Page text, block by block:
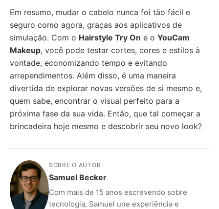
Em resumo, mudar o cabelo nunca foi tão fácil e
seguro como agora, graças aos aplicativos de
simulação. Com o Hairstyle Try On e o YouCam
Makeup, você pode testar cortes, cores e estilos à
vontade, economizando tempo e evitando
arrependimentos. Além disso, é uma maneira
divertida de explorar novas versões de si mesmo e,
quem sabe, encontrar o visual perfeito para a
próxima fase da sua vida. Então, que tal começar a
brincadeira hoje mesmo e descobrir seu novo look?
SOBRE O AUTOR
Samuel Becker
Com mais de 15 anos escrevendo sobre
tecnologia, Samuel une experiência e